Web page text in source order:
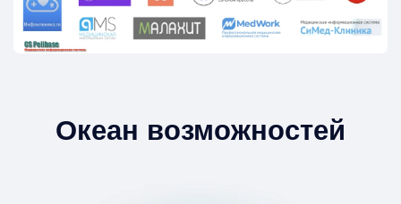
Океан возможностей